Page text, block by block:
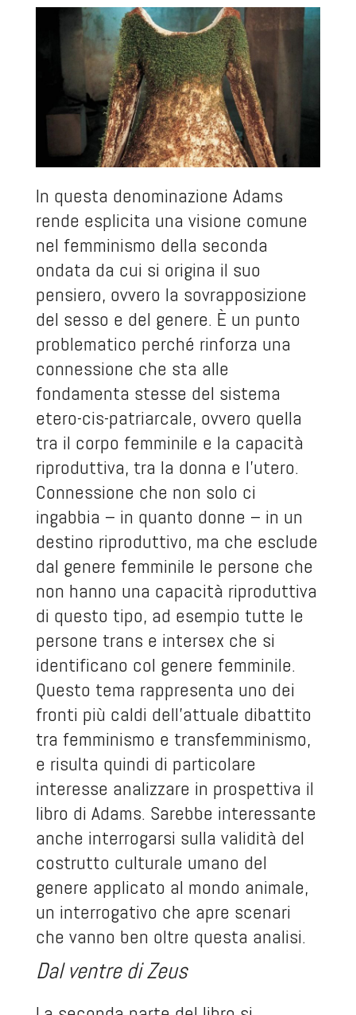
In questa denominazione Adams
rende esplicita una visione comune
nel femminismo della seconda
ondata da cui si origina il suo
pensiero, ovvero la sovrapposizione
del sesso e del genere. È un punto
problematico perché rinforza una
connessione che sta alle
fondamenta stesse del sistema
etero-cis-patriarcale, ovvero quella
tra il corpo femminile e la capacità
riproduttiva, tra la donna e l’utero.
Connessione che non solo ci
ingabbia – in quanto donne – in un
destino riproduttivo, ma che esclude
dal genere femminile le persone che
non hanno una capacità riproduttiva
di questo tipo, ad esempio tutte le
persone trans e intersex che si
identificano col genere femminile.
Questo tema rappresenta uno dei
fronti più caldi dell’attuale dibattito
tra femminismo e transfemminismo,
e risulta quindi di particolare
interesse analizzare in prospettiva il
libro di Adams. Sarebbe interessante
anche interrogarsi sulla validità del
costrutto culturale umano del
genere applicato al mondo animale,
un interrogativo che apre scenari
che vanno ben oltre questa analisi.
Dal ventre di Zeus